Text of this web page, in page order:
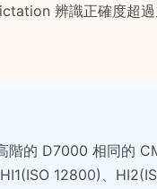
辨識正確度超
階的 D7000 相同的
12800)、